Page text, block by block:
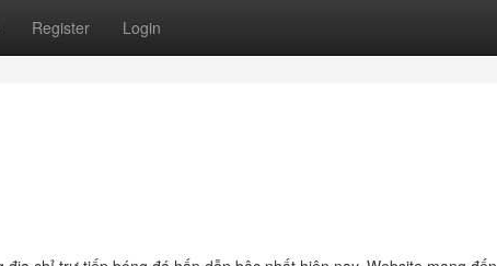
Register Login